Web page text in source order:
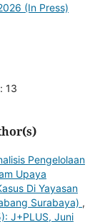
(In Press)
13
Pengelolaan
Upaya
Di Yayasan
Surabaya) ,
J+PLUS, Juni